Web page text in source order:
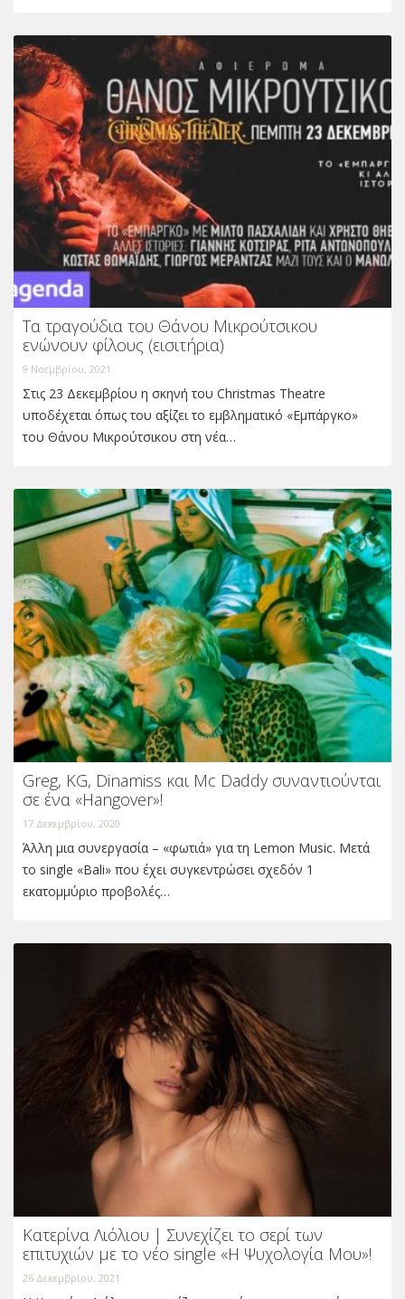
Τα τραγούδια του Θάνου Μικρούτσικου
ενώνουν φίλους (εισιτήρια)
9 Νοεμβρίου, 2021
Στις 23 Δεκεμβρίου η σκηνή του Christmas Theatre
υποδέχεται όπως του αξίζει το εμβληματικό «Εμπάργκο»
του Θάνου Μικρούτσικου στη νέα…
Greg, KG, Dinamiss και Mc Daddy συναντιούνται
σε ένα «Hangover»!
17 Δεκεμβρίου, 2020
Άλλη μια συνεργασία – «φωτιά» για τη Lemon Music. Μετά
το single «Bali» που έχει συγκεντρώσει σχεδόν 1
εκατομμύριο προβολές…
Κατερίνα Λιόλιου | Συνεχίζει το σερί των
επιτυχιών με το νέο single «Η Ψυχολογία Μου»!
26 Δεκεμβρίου, 2021